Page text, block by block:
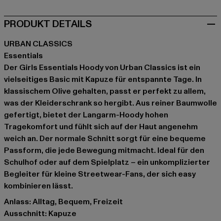
PRODUKT DETAILS
URBAN CLASSICS
Essentials
Der Girls Essentials Hoody von Urban Classics ist ein
vielseitiges Basic mit Kapuze für entspannte Tage. In
klassischem Olive gehalten, passt er perfekt zu allem,
was der Kleiderschrank so hergibt. Aus reiner Baumwolle
gefertigt, bietet der Langarm-Hoody hohen
Tragekomfort und fühlt sich auf der Haut angenehm
weich an. Der normale Schnitt sorgt für eine bequeme
Passform, die jede Bewegung mitmacht. Ideal für den
Schulhof oder auf dem Spielplatz – ein unkomplizierter
Begleiter für kleine Streetwear-Fans, der sich easy
kombinieren lässt.
Anlass: Alltag, Bequem, Freizeit
Ausschnitt: Kapuze